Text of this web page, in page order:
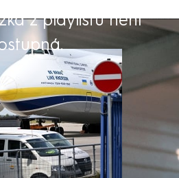
z playlistu není